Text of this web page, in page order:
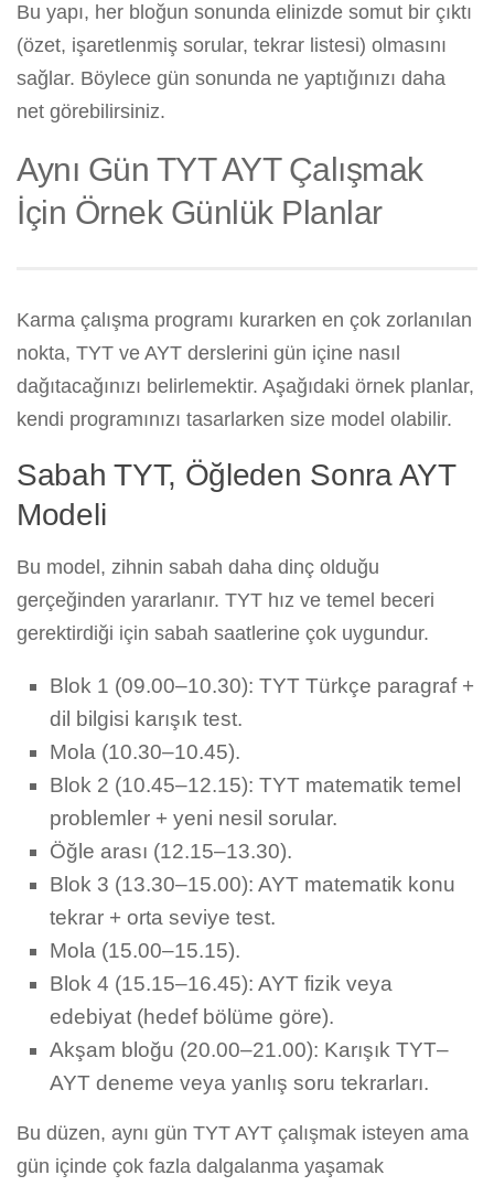
Bu yapı, her bloğun sonunda elinizde somut bir çıktı
(özet, işaretlenmiş sorular, tekrar listesi) olmasını
sağlar. Böylece gün sonunda ne yaptığınızı daha
net görebilirsiniz.
Aynı Gün TYT AYT Çalışmak
İçin Örnek Günlük Planlar
Karma çalışma programı kurarken en çok zorlanılan
nokta, TYT ve AYT derslerini gün içine nasıl
dağıtacağınızı belirlemektir. Aşağıdaki örnek planlar,
kendi programınızı tasarlarken size model olabilir.
Sabah TYT, Öğleden Sonra AYT
Modeli
Bu model, zihnin sabah daha dinç olduğu
gerçeğinden yararlanır. TYT hız ve temel beceri
gerektirdiği için sabah saatlerine çok uygundur.
Blok 1 (09.00–10.30): TYT Türkçe paragraf +
dil bilgisi karışık test.
Mola (10.30–10.45).
Blok 2 (10.45–12.15): TYT matematik temel
problemler + yeni nesil sorular.
Öğle arası (12.15–13.30).
Blok 3 (13.30–15.00): AYT matematik konu
tekrar + orta seviye test.
Mola (15.00–15.15).
Blok 4 (15.15–16.45): AYT fizik veya
edebiyat (hedef bölüme göre).
Akşam bloğu (20.00–21.00): Karışık TYT–
AYT deneme veya yanlış soru tekrarları.
Bu düzen, aynı gün TYT AYT çalışmak isteyen ama
gün içinde çok fazla dalgalanma yaşamak